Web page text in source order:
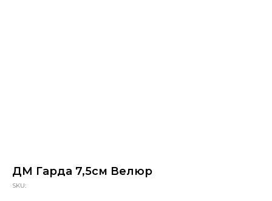
ДМ Гарда 7,5см Велюр
SKU: